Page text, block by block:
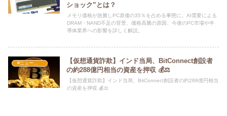
ショック”とは？
メモリ価格が急騰しPC原価の35％を占める事態に。AI需要による
DRAM・NAND不足の背景、価格高騰の原因、今後のPC市場や半
導体業界への影響を詳しく解説。
【仮想通貨詐欺】インド当局、BitConnect創設者
の約288億円相当の資産を押収 💰⚖️
【仮想通貨詐欺】インド当局、BitConnect創設者の約288億円相当
の資産を押収 💰⚖️